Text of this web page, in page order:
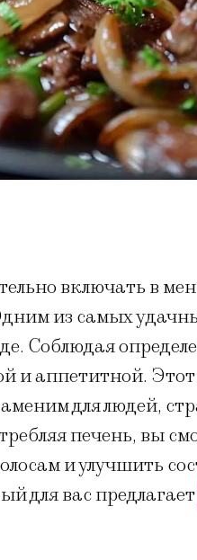
включать в
из самых
Соблюдая
и аппетитной.
для людей,
печень, вы
и улучшить
для вас предлагает